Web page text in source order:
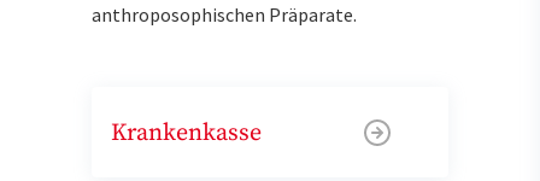
anthroposophischen Präparate.
Krankenkasse